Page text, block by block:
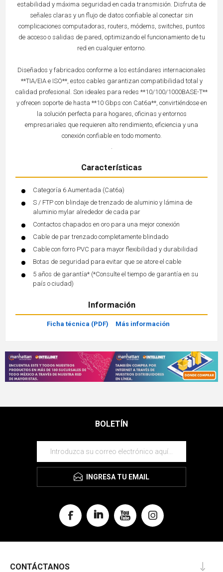
estabilidad y máxima seguridad en cada transmisión. Disfruta de
señales claras y un flujo de datos confiable al conectar sin
complicaciones computadoras, routers, módems, switches, puntos
de acceso o salidas de pared, optimizando el funcionamiento de tu
red en cualquier entorno.
Diseñados y fabricados conforme a los estándares internacionales
**TIA/EIA e ISO**, estos cables garantizan compatibilidad total y
calidad profesional. Son ideales para redes **10/100/1000BASE-T**
y ofrecen soporte de hasta **10 Gbps con Cat6a**, convirtiéndose en
la solución perfecta para hogares, oficinas y entornos
empresariales que requieren alto rendimiento, eficiencia y una
conexión confiable en todo momento.
.
Características
Categoría 6 Aumentada (Cat6a)
S / FTP con blindaje de trenzado de aluminio y lámina de
aluminio mylar alrededor de cada par
Contactos chapados en oro para una mejor conexión
Cable de par trenzado completamente blindado
Cable con forro PVC para mayor flexibilidad y durabilidad
Botas de seguridad para evitar que se atore el cable
5 años de garantía* (*Consulte el tiempo de garantía en su
país o ciudad)
Información
Ficha técnica (PDF) Más información
BOLETÍN
INGRESA TU EMAIL
CONTÁCTANOS